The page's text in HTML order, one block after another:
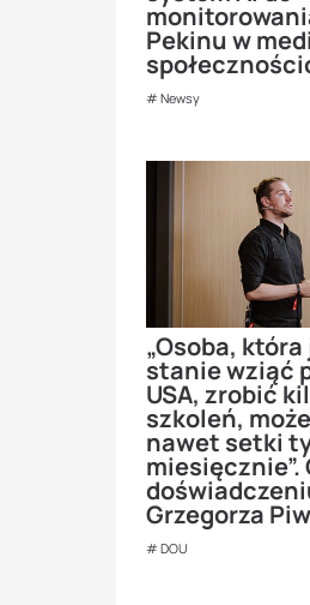
Pekinu w
Newsy
„Osoba,
stanie wziąć
USA, zrobić
szkoleń,
nawet setki
miesięcznie”.
Grzegorza
DOU